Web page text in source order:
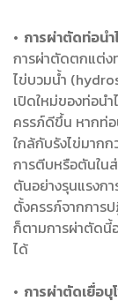
• การผ่าตัดท่อนำ
การผ่าตัดตกแต่ง
ไข่บวมน้ำ
เปิดใหม่ของท่อน
ครรภ์ดีขึ้น หากท่
ใกล้กับรังไข่มาก
การตีบหรือตันใน
ตันอย่างรุนแรงก
ตั้งครรภ์จากการ
ก็ตามการผ่าตัดนี้
ได้
• การผ่าตัดเยื่อ